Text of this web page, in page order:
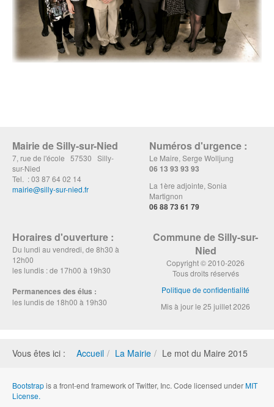
Mairie de Silly-sur-Nied
7, rue de l'école 57530 Silly-
sur-Nied
Tel. : 03 87 64 02 14
mairie@silly-sur-nied.fr
Numéros d'urgence :
Le Maire, Serge Wolljung
06 13 93 93 93
La 1ère adjointe, Sonia
Martignon
06 88 73 61 79
Horaires d'ouverture :
Du lundi au vendredi, de 8h30 à
12h00
les lundis : de 17h00 à 19h30
Permanences des élus :
les lundis de 18h00 à 19h30
Commune de Silly-sur-
Nied
Copyright © 2010-2026
Tous droits réservés
Politique de confidentialité
Mis à jour le 25 juillet 2026
Vous êtes ici : Accueil La Mairie Le mot du Maire 2015
Bootstrapis a front-end framework of Twitter, Inc. Code licensed underMIT
License.